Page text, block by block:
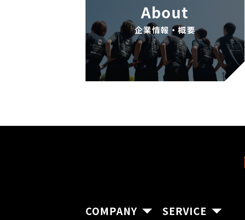
About
企業情報・概要
COMPANY SERVICE